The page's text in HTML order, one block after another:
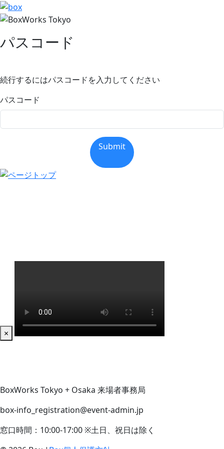
パスコード
続行するにはパスコードを入力してください
パスコード
Submit
BoxWorks Tokyo + Osaka 来場者事務局
box-info_registration@event-admin.jp
窓口時間：10:00-17:00 ※土日、祝日は除く
×